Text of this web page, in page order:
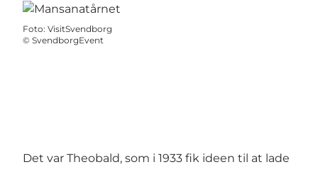
Foto: VisitSvendborg
© SvendborgEvent
Det var Theobald, som i 1933 fik ideen til at lade